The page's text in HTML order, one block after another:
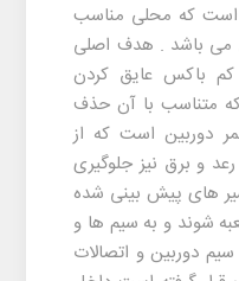
که محلی مناسب
می باشد . هدف اصلی
باکس عایق کردن
متناسب با آن حذف
دوربین است که از
و برق نیز جلوگیری
های پیش بینی شده
شوند و به سیم ها و
دوربین و اتصالات